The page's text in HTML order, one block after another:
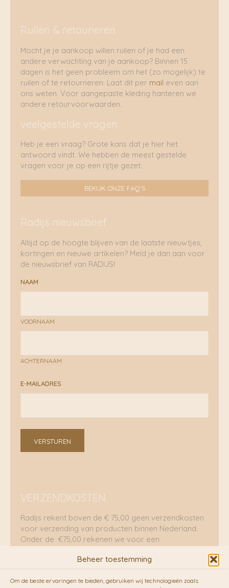
Beheer toestemming
Om de beste ervaringen te bieden, gebruiken wij technologieën zoals
Ruilen & retouneren
Mocht je je aankoop willen ruilen of je had een
andere verwachting van je aankoop? Binnen 15
dagen is het geen probleem om het (zo mogelijk) te
ruilen of te retourneren. Laat dit per mail even aan
ons weten. Voor aangepaste kleding hanteren we
andere retourvoorwaarden.
veelgestelde vragen
Heb je een vraag? Grote kans dat je hier het
antwoord vindt. We hebben de meest gestelde
vragen voor je op een rijtje gezet.
BEKIJK ONZE FAQ'S
Radijs nieuwsbrief
Altijd op de hoogte blijven van de laatste nieuwtjes,
kortingen en nieuwe artikelen? Meld je dan aan voor
de nieuwsbrief van RADIJS!
NAAM
VOORNAAM
ACHTERNAAM
E-MAILADRES
VERSTUREN
VERZENDKOSTEN
Radijs rekent boven de € 75,00 geen verzendkosten
voor verzending van producten binnen Nederland.
Onder de €75,00 rekenen we voor een